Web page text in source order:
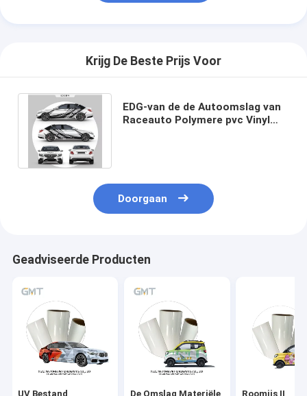
Krijg De Beste Prijs Voor
EDG-van de de Autoomslag van
Raceauto Polymere pvc Vinyl
Doorgaan
Geadviseerde Producten
UV Bestand De Omslag Materiële Roomijs II